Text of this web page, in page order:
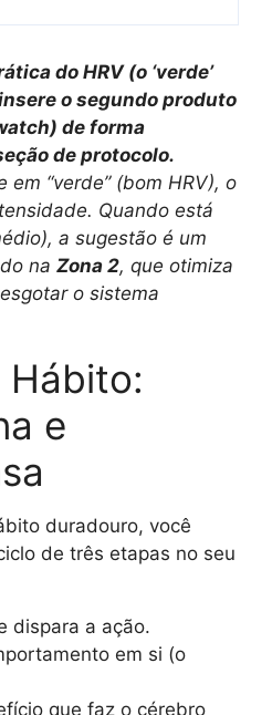
do HRV (o ‘verde’
o segundo produto
de forma
de protocolo.
em “verde” (bom HRV), o
Quando está
a sugestão é um
na Zona 2, que otimiza
o sistema
Hábito:
e
duradouro, você
de três etapas no seu
dispara a ação.
em si (o
que faz o cérebro